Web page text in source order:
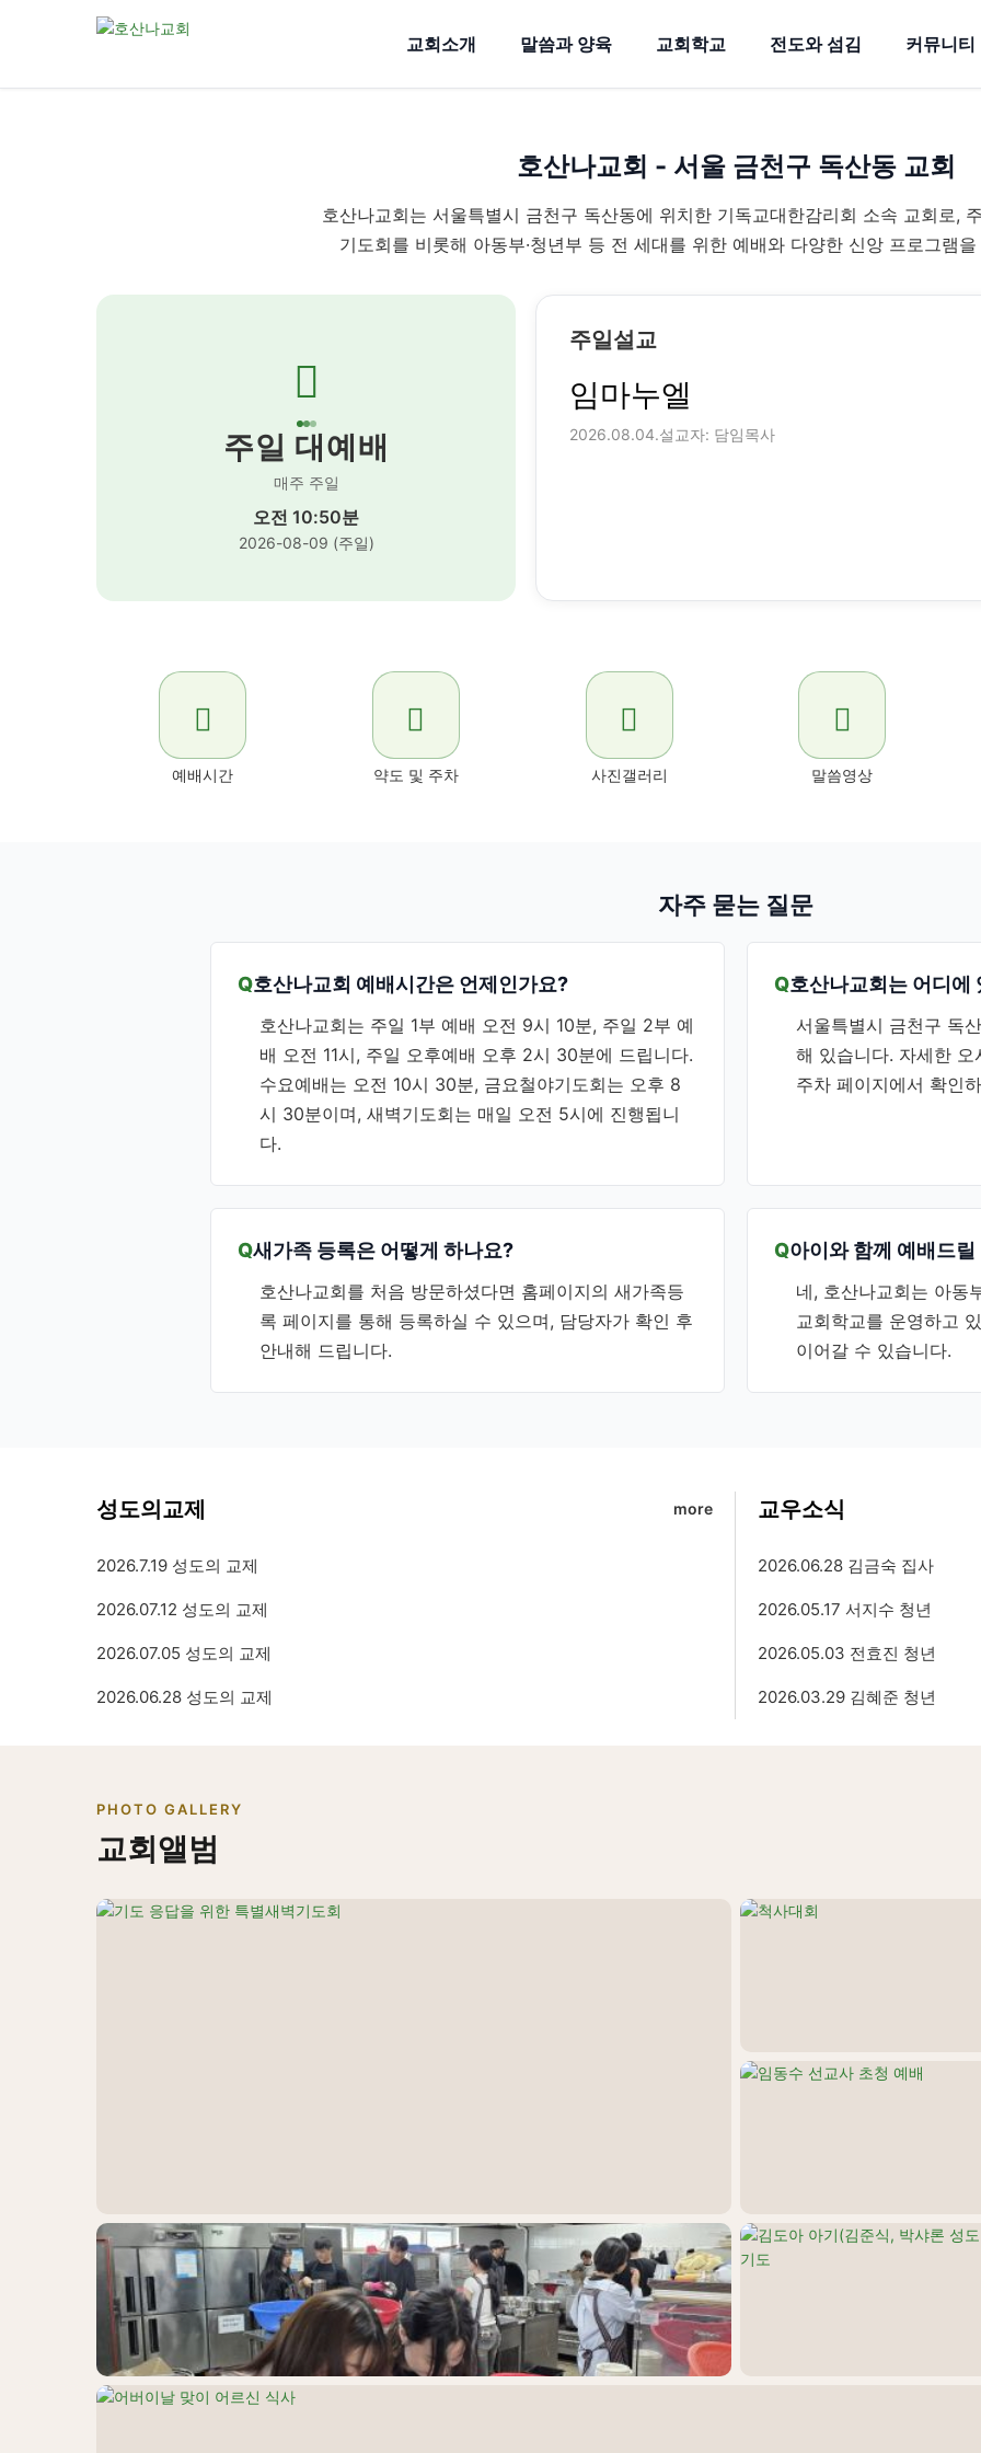
교회소개 말씀과 양육 교회학교 전도와 섬김 커뮤니티
호산나교회 - 서울 금천구 독산동 교회
호산나교회는 서울특별시 금천구 독산동에 위치한 기독교대한감리회 소속 교회로,
기도회를 비롯해 아동부·청년부 등 전 세대를 위한 예배와 다양한 신앙 프로그램
주일 대예배
매주 주일
오전 10:50분
2026-08-09 (주일)
주일설교
임마누엘
2026.08.04.설교자: 담임목사
예배시간 약도 및 주차 사진갤러리 말씀영상
자주 묻는 질문
호산나교회 예배시간은 언제인가요?
호산나교회는 주일 1부 예배 오전 9시 10분, 주일 2부 예
배 오전 11시, 주일 오후예배 오후 2시 30분에 드립니다.
수요예배는 오전 10시 30분, 금요철야기도회는 오후 8
시 30분이며, 새벽기도회는 매일 오전 5시에 진행됩니
다.
호산나교회는 어디에
서울특별시 금천구 독
해 있습니다. 자세한
주차 페이지에서 확인
새가족 등록은 어떻게 하나요?
호산나교회를 처음 방문하셨다면 홈페이지의 새가족등
록 페이지를 통해 등록하실 수 있으며, 담당자가 확인 후
안내해 드립니다.
아이와 함께 예배드
네, 호산나교회는 아동
교회학교를 운영하고
이어갈 수 있습니다.
성도의교제 more
2026.7.19 성도의 교제
2026.07.12 성도의 교제
2026.07.05 성도의 교제
2026.06.28 성도의 교제
교우소식
2026.06.28 김금숙 집사
2026.05.17 서지수 청년
2026.05.03 전효진 청년
2026.03.29 김혜준 청년
PHOTO GALLERY
교회앨범